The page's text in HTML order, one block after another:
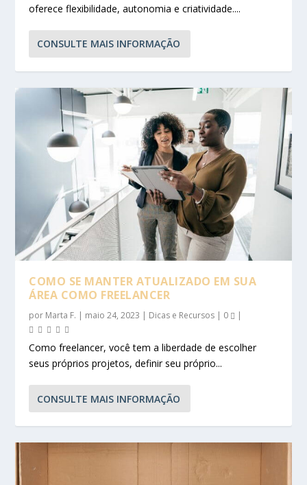
oferece flexibilidade, autonomia e criatividade....
CONSULTE MAIS INFORMAÇÃO
COMO SE MANTER ATUALIZADO EM SUA
ÁREA COMO FREELANCER
por Marta F. | maio 24, 2023 | Dicas e Recursos | 0 |
Como freelancer, você tem a liberdade de escolher
seus próprios projetos, definir seu próprio...
CONSULTE MAIS INFORMAÇÃO